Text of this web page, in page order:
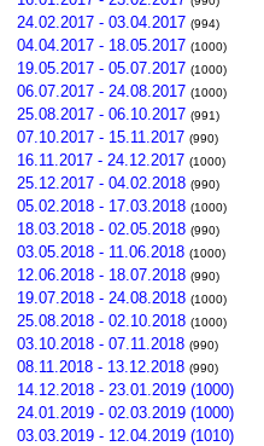
24.02.2017 - 03.04.2017 (994)
04.04.2017 - 18.05.2017 (1000)
19.05.2017 - 05.07.2017 (1000)
06.07.2017 - 24.08.2017 (1000)
25.08.2017 - 06.10.2017 (991)
07.10.2017 - 15.11.2017 (990)
16.11.2017 - 24.12.2017 (1000)
25.12.2017 - 04.02.2018 (990)
05.02.2018 - 17.03.2018 (1000)
18.03.2018 - 02.05.2018 (990)
03.05.2018 - 11.06.2018 (1000)
12.06.2018 - 18.07.2018 (990)
19.07.2018 - 24.08.2018 (1000)
25.08.2018 - 02.10.2018 (1000)
03.10.2018 - 07.11.2018 (990)
08.11.2018 - 13.12.2018 (990)
14.12.2018 - 23.01.2019 (1000)
24.01.2019 - 02.03.2019 (1000)
03.03.2019 - 12.04.2019 (1010)